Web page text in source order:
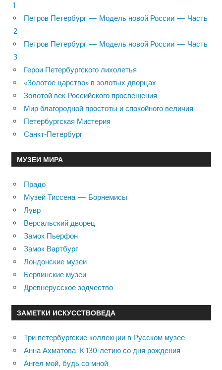
1
Петров Петербург — Модель новой России — Часть
2
Петров Петербург — Модель новой России — Часть
3
Герои Петербургского лихолетья
«Золотое царство» в золотых дворцах
Золотой век Российского просвещения
Мир благородной простоты и спокойного величия
Петербургская Мистерия
Санкт-Петербург
МУЗЕИ МИРА
Прадо
Музей Тиссена — Борнемисы
Лувр
Версальский дворец
Замок Пьерфон
Замок Вартбург
Лондонские музеи
Берлинские музеи
Древнерусское зодчество
ЗАМЕТКИ ИСКУССТВОВЕДА
Три петербургские коллекции в Русском музее
Анна Ахматова. К 130-летию со дня рождения
Ангел мой, будь со мной